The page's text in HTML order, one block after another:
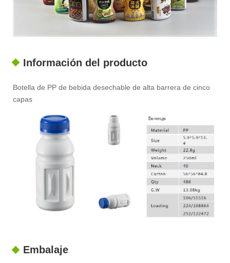
Información del producto
Botella de PP de bebida desechable de alta barrera de cinco
capas
Embalaje